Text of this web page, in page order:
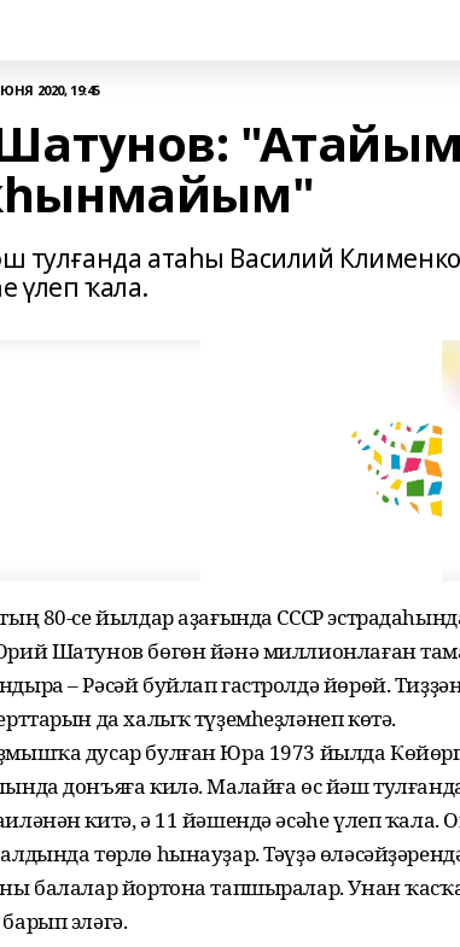
2020, 19:45
тулғанда атаһы Василий
үлеп ҡала.
80-се йылдар аҙағында СССР
Шатунов бөгөн йәнә миллионлаған
– Рәсәй буйлап гастролдә йөрөй.
да халыҡ түҙемһеҙләнеп көтә.
дусар булған Юра 1973 йылда
донъяға килә. Малайға өс йәш
китә, ә 11 йәшендә әсәһе үлеп
төрлө һынауҙар. Тәүҙә
балалар йортона тапшыралар. Унан
эләгә.